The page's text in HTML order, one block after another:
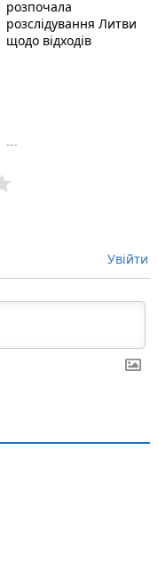
розпочала
розслідування Литви
щодо відходів
Увійти